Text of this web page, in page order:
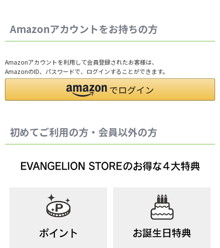
Amazonアカウントをお持ちの方
Amazonアカウントを利用して会員登録されたお客様は、
AmazonのID、パスワードで、ログインすることができます。
初めてご利用の方・会員以外の方